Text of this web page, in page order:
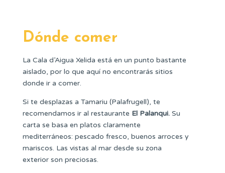
Dónde comer
La Cala d’Aigua Xelida está en un punto bastante
aislado, por lo que aquí no encontrarás sitios
donde ir a comer.
Si te desplazas a Tamariu (Palafrugell), te
recomendamos ir al restaurante El Palanqui. Su
carta se basa en platos claramente
mediterráneos: pescado fresco, buenos arroces y
mariscos. Las vistas al mar desde su zona
exterior son preciosas.